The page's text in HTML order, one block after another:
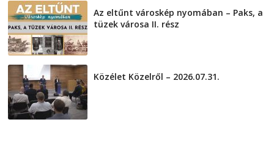
Az eltűnt városkép nyomában – Paks, a
tüzek városa II. rész
Közélet Közelről – 2026.07.31.